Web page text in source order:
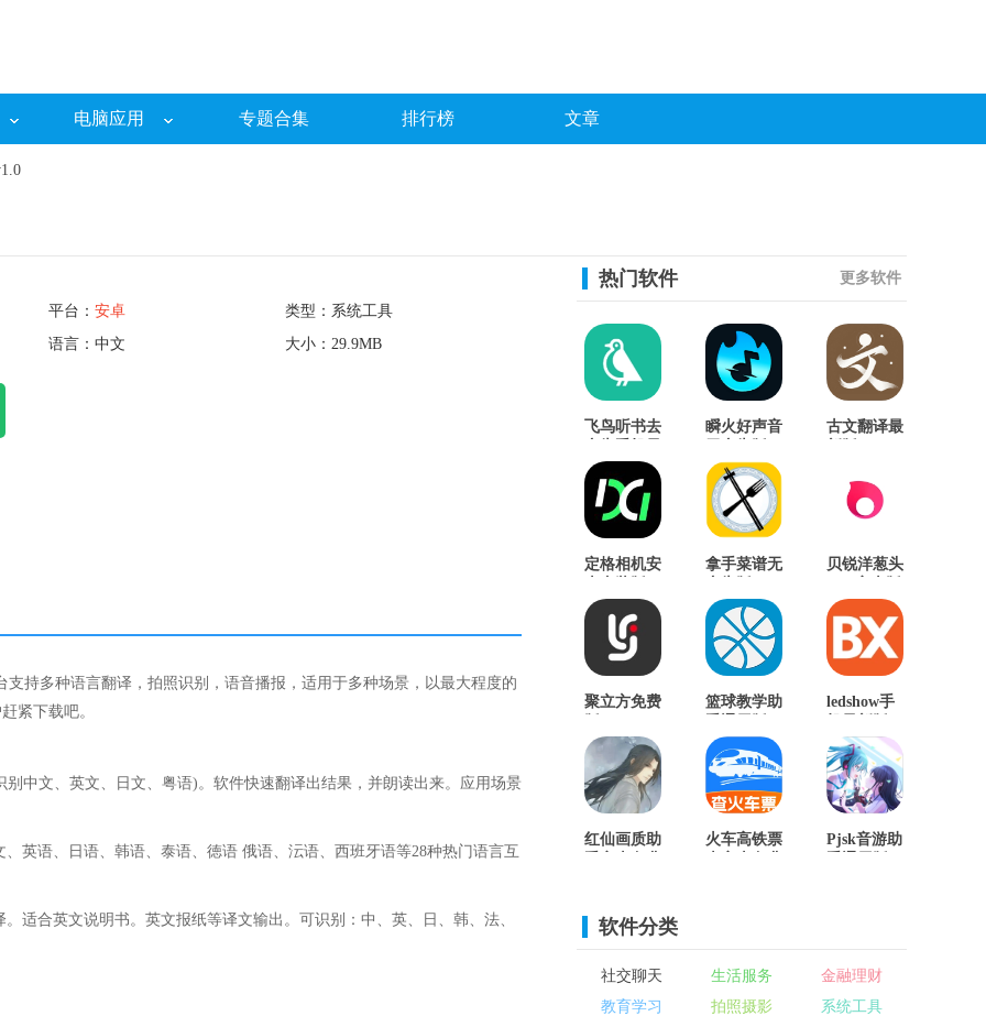
电脑应用 专题合集 排行榜 文章
平台： 安卓
类型：系统工具
语言：中文
大小：29.9MB
持多种语言翻译，拍照识别，语音播报，适用于多种场景，以最大程度的
紧下载吧。
中文、英文、日文、粤语)。软件快速翻译出结果，并朗读出来。应用场景
英语、日语、韩语、泰语、徳语 俄语、沄语、西班牙语等28种热门语言互
适合英文说明书。英文报纸等译文输出。可识别：中、英、日、韩、法、
热门软件 更多软件
飞鸟听书去
新版
瞬火好声音
古文翻译最
定格相机安
拿手菜谱无
贝锐洋葱头
聚立方免费
篮球教学助
ledshow手
红仙画质助
火车高铁票
Pjsk音游助
软件分类
社交聊天 生活服务
金融理财
教育学习
拍照摄影
系统工具